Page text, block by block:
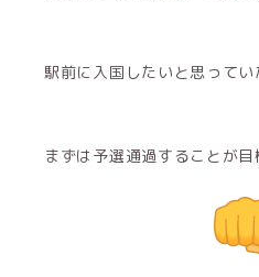
駅前に入国したいと思って
まずは予選通過することが目